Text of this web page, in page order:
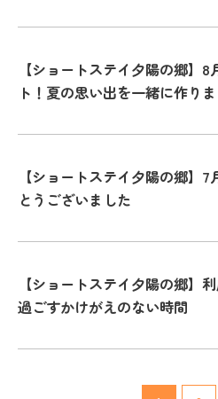
【ショートステイ夕陽の郷】8
ト！夏の思い出を一緒に作り
【ショートステイ夕陽の郷】7
とうございました
【ショートステイ夕陽の郷】
過ごすかけがえのない時間